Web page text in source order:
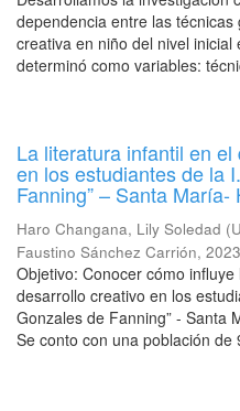
dependencia entre las
creativa en niño del nivel
determinó como variables:
La literatura infantil en
en los estudiantes de la
Fanning” – Santa María-
Haro Changana, Lily Soledad (
Faustino Sánchez Carrión,
Objetivo: Conocer cómo
desarrollo creativo en los
Gonzales de Fanning” - Santa
Se conto con una población de